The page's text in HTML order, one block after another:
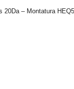
– Montatura